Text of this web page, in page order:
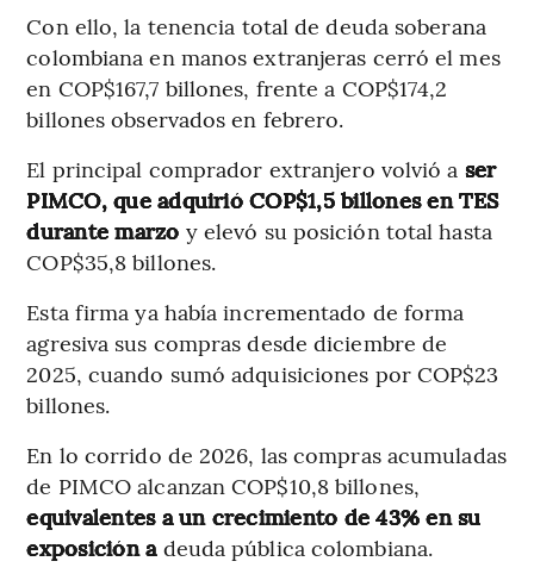
Con ello, la tenencia total de deuda soberana
colombiana en manos extranjeras cerró el mes
en COP$167,7 billones, frente a COP$174,2
billones observados en febrero.
El principal comprador extranjero volvió a ser
PIMCO, que adquirió COP$1,5 billones en TES
durante marzo y elevó su posición total hasta
COP$35,8 billones.
Esta firma ya había incrementado de forma
agresiva sus compras desde diciembre de
2025, cuando sumó adquisiciones por COP$23
billones.
En lo corrido de 2026, las compras acumuladas
de PIMCO alcanzan COP$10,8 billones,
equivalentes a un crecimiento de 43% en su
exposición a deuda pública colombiana.